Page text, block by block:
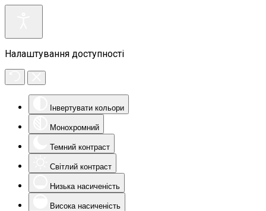
Налаштування доступності
Інвертувати кольори
Монохромний
Темний контраст
Світлий контраст
Низька насиченість
Висока насиченість